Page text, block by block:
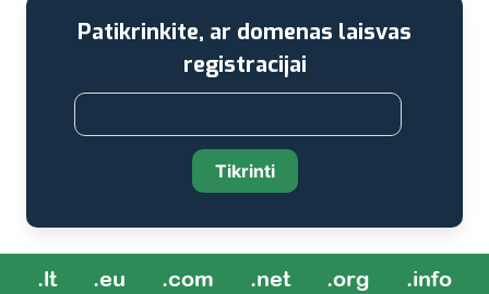
Patikrinkite, ar domenas laisvas
registracijai
Tikrinti
.lt .eu .com .net .org .info